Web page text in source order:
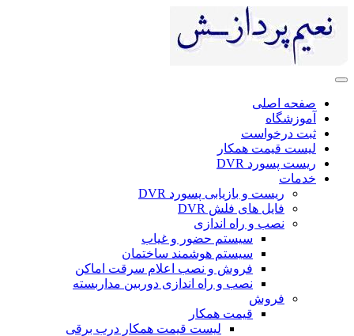
صفحه اصلی
آموزشگاه
ثبت درخواست
لیست قیمت همکار
ریست پسورد DVR
خدمات
ریست و بازیابی پسورد DVR
فایل های فلش DVR
نصب و راه اندازی
سیستم حضور و غیاب
سیستم هوشمند ساختمان
فروش و نصب اعلام سرقت اماکن
نصب و راه اندازی دوربین مداربسته
فروش
قیمت همکار
لیست قیمت همکار درب برقی